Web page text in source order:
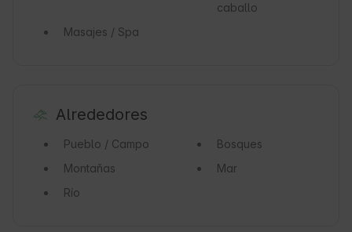
caballo
Masajes / Spa
Alrededores
Pueblo / Campo
Bosques
Montañas
Mar
Río